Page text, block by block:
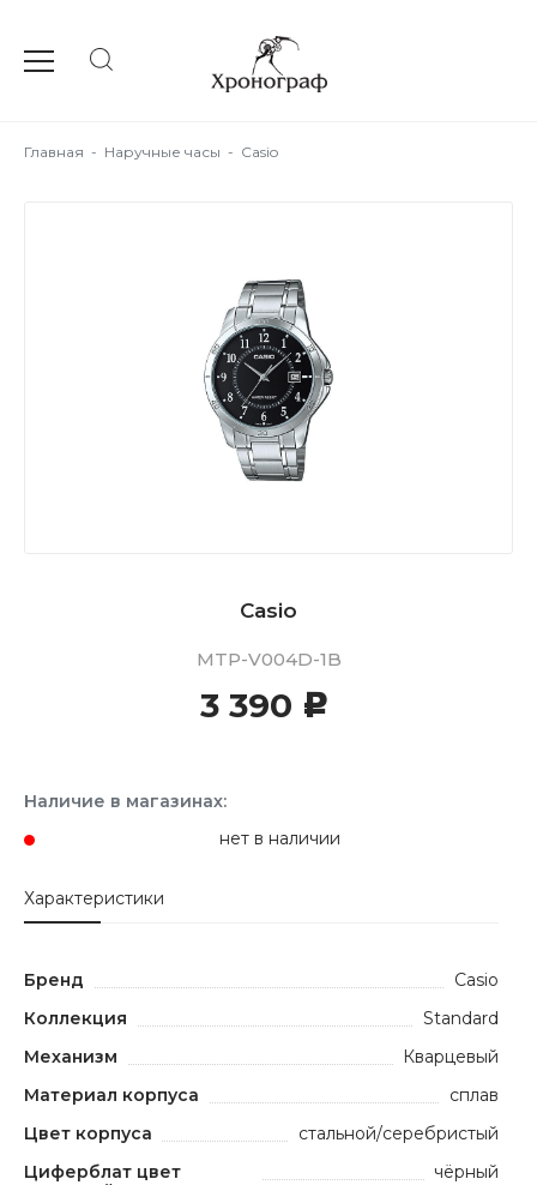
Главная - Наручные часы - Casio
Casio
MTP-V004D-1B
3 390 c
Наличие в магазинах:
нет в наличии
Характеристики
Бренд
Casio
Коллекция
Standard
Механизм
Кварцевый
Материал корпуса
сплав
Цвет корпуса
стальной/серебристый
Циферблат цвет
чёрный